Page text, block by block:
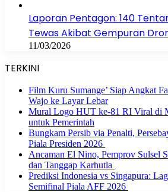
Laporan Pentagon: 140
Tewas Akibat Gempuran
11/03/2026
TERKINI
Film Kuru Sumange’ Siap Angkat
Wajo ke Layar Lebar
Mural Logo HUT ke-81 RI Viral di
untuk Pemerintah
Bungkam Persib via Penalti,
Piala Presiden 2026
Ancaman El Nino, Pemprov Sulsel
dan Tanggap Karhutla
Prediksi Indonesia vs Singapura:
Semifinal Piala AFF 2026